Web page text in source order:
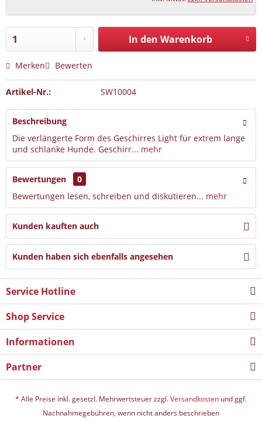
In den Warenkorb
Merken Bewerten
Artikel-Nr.: SW10004
Beschreibung
Die verlängerte Form des Geschirres Light für extrem lange
und schlanke Hunde. Geschirr... mehr
Bewertungen
0
Bewertungen lesen, schreiben und diskutieren... mehr
Kunden kauften auch
Kunden haben sich ebenfalls angesehen
Service Hotline
Shop Service
Informationen
Partner
* Alle Preise inkl. gesetzl. Mehrwertsteuer zzgl.Versandkosten und ggf.
Nachnahmegebühren, wenn nicht anders beschrieben